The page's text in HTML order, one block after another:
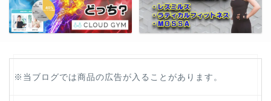
※当ブログでは商品の広告が入ることがあります。